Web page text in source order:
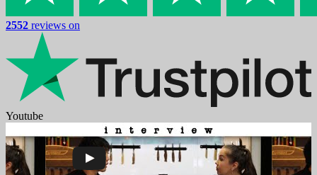
2552 reviews on
Youtube